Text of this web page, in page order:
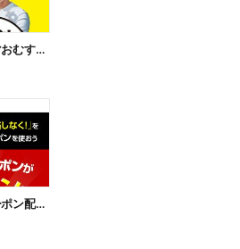
【おトク】大谷選手ファミマおむすび割
【おトク】お店で使えるクーポン配信中